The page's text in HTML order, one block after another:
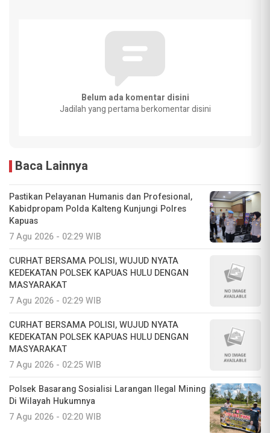
Belum ada komentar disini
Jadilah yang pertama berkomentar disini
Baca Lainnya
Pastikan Pelayanan Humanis dan Profesional,
Kabidpropam Polda Kalteng Kunjungi Polres
Kapuas
7 Agu 2026 - 02:29 WIB
CURHAT BERSAMA POLISI, WUJUD NYATA
KEDEKATAN POLSEK KAPUAS HULU DENGAN
MASYARAKAT
7 Agu 2026 - 02:29 WIB
CURHAT BERSAMA POLISI, WUJUD NYATA
KEDEKATAN POLSEK KAPUAS HULU DENGAN
MASYARAKAT
7 Agu 2026 - 02:25 WIB
Polsek Basarang Sosialisi Larangan Ilegal Mining
Di Wilayah Hukumnya
7 Agu 2026 - 02:20 WIB